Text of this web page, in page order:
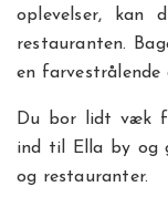
oplevelser, kan
restauranten.
en farvestrålende
Du bor lidt væk
ind til Ella by og
og restauranter.